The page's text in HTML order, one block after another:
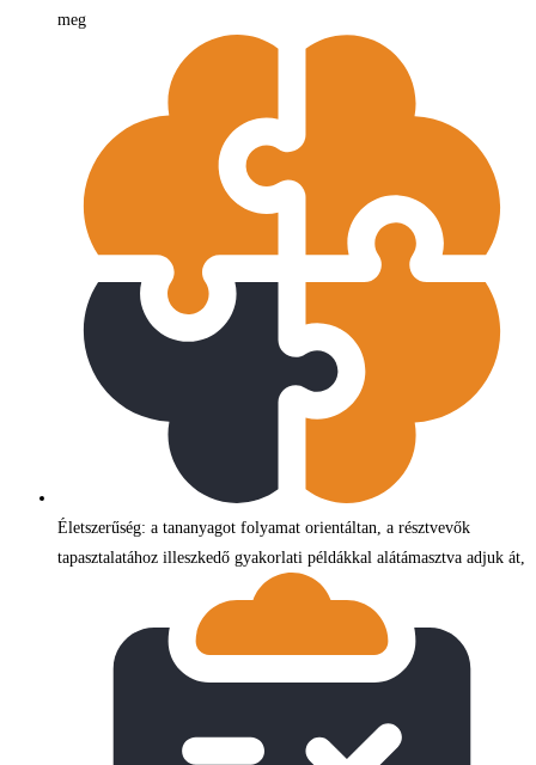
meg
Életszerűség: a tananyagot folyamat orientáltan, a résztvevők
tapasztalatához illeszkedő gyakorlati példákkal alátámasztva adjuk át,